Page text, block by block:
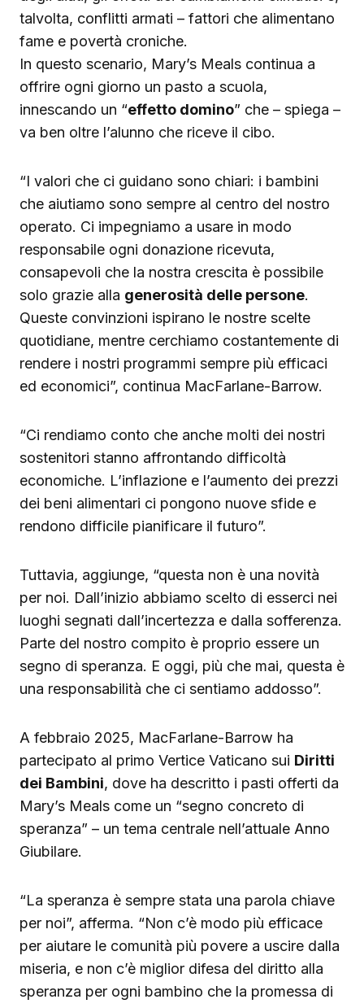
talvolta, conflitti armati – fattori che alimentano
fame e povertà croniche.
In questo scenario, Mary’s Meals continua a
offrire ogni giorno un pasto a scuola,
innescando un “effetto domino” che – spiega –
va ben oltre l’alunno che riceve il cibo.
“I valori che ci guidano sono chiari: i bambini
che aiutiamo sono sempre al centro del nostro
operato. Ci impegniamo a usare in modo
responsabile ogni donazione ricevuta,
consapevoli che la nostra crescita è possibile
solo grazie alla generosità delle persone.
Queste convinzioni ispirano le nostre scelte
quotidiane, mentre cerchiamo costantemente di
rendere i nostri programmi sempre più efficaci
ed economici”, continua MacFarlane-Barrow.
“Ci rendiamo conto che anche molti dei nostri
sostenitori stanno affrontando difficoltà
economiche. L’inflazione e l’aumento dei prezzi
dei beni alimentari ci pongono nuove sfide e
rendono difficile pianificare il futuro”.
Tuttavia, aggiunge, “questa non è una novità
per noi. Dall’inizio abbiamo scelto di esserci nei
luoghi segnati dall’incertezza e dalla sofferenza.
Parte del nostro compito è proprio essere un
segno di speranza. E oggi, più che mai, questa è
una responsabilità che ci sentiamo addosso”.
A febbraio 2025, MacFarlane-Barrow ha
partecipato al primo Vertice Vaticano sui Diritti
dei Bambini, dove ha descritto i pasti offerti da
Mary’s Meals come un “segno concreto di
speranza” – un tema centrale nell’attuale Anno
Giubilare.
“La speranza è sempre stata una parola chiave
per noi”, afferma. “Non c’è modo più efficace
per aiutare le comunità più povere a uscire dalla
miseria, e non c’è miglior difesa del diritto alla
speranza per ogni bambino che la promessa di